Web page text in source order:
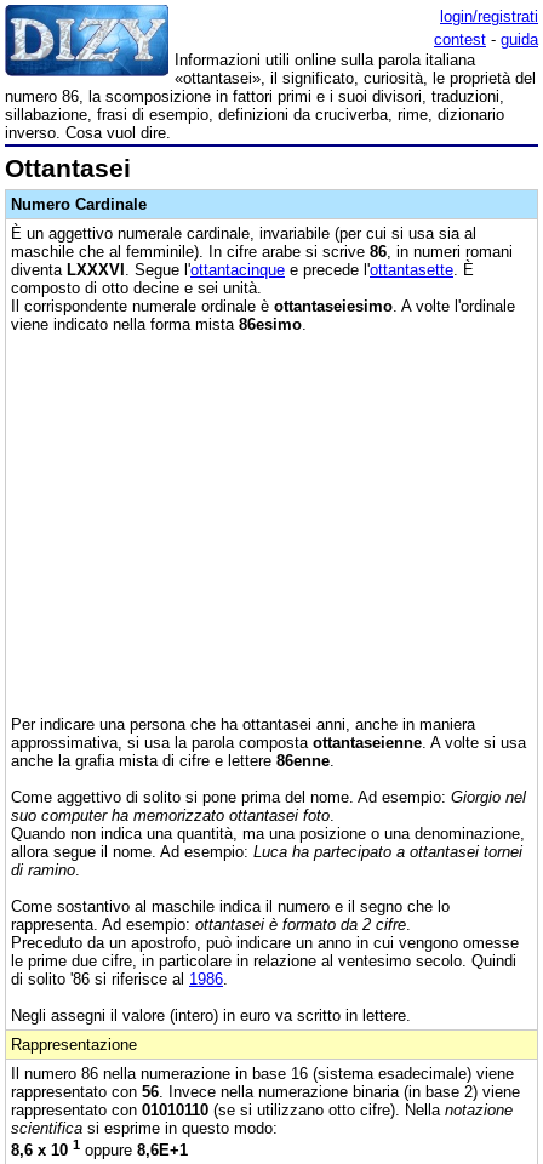
login/registrati
contest - guida
Informazioni utili online sulla parola italiana
«ottantasei», il significato, curiosità, le proprietà del
numero 86, la scomposizione in fattori primi e i suoi divisori, traduzioni,
sillabazione, frasi di esempio, definizioni da cruciverba, rime, dizionario
inverso. Cosa vuol dire.
Ottantasei
Numero Cardinale
È un aggettivo numerale cardinale, invariabile (per cui si usa sia al
maschile che al femminile). In cifre arabe si scrive 86 , in numeri romani
diventa LXXXVI . Segue l'ottantacinque e precede l'ottantasette . È
composto di otto decine e sei unità.
Il corrispondente numerale ordinale è ottantaseiesimo . A volte l'ordinale
viene indicato nella forma mista 86esimo
Per indicare una persona che ha ottantasei anni, anche in maniera
approssimativa, si usa la parola composta ottantaseienne . A volte si usa
anche la grafia mista di cifre e lettere 86enne
Come aggettivo di solito si pone prima del nome. Ad esempio: Giorgio nel
suo computer ha memorizzato ottantasei foto
Quando non indica una quantità, ma una posizione o una denominazione,
allora segue il nome. Ad esempio: Luca ha partecipato a ottantasei tornei
di ramino
Come sostantivo al maschile indica il numero e il segno che lo
rappresenta. Ad esempio: ottantasei è formato da 2 cifre
Preceduto da un apostrofo, può indicare un anno in cui vengono omesse
le prime due cifre, in particolare in relazione al ventesimo secolo. Quindi
di solito '86 si riferisce al 1986
Negli assegni il valore (intero) in euro va scritto in lettere.
Rappresentazione
Il numero 86 nella numerazione in base 16 (sistema esadecimale) viene
rappresentato con 56 . Invece nella numerazione binaria (in base 2) viene
rappresentato con 01010110 (se si utilizzano otto cifre). Nella notazione
scientifica si esprime in questo modo:
8,6 x 10 1 oppure 8,6E+1